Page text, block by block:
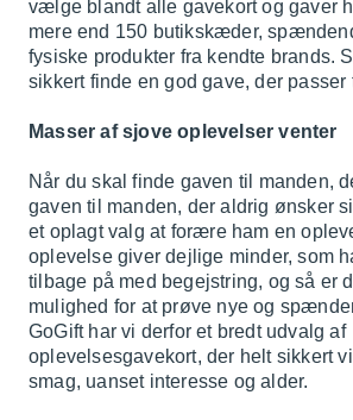
vælge blandt alle gavekort og gaver
mere end 150 butikskæder,
fysiske produkter fra kendte brands.
sikkert finde en god gave, der passer
Masser af sjove oplevelser venter
Når du skal finde gaven til manden,
gaven til manden, der aldrig ønsker
et oplagt valg at forære ham en
oplevelse giver dejlige minder, som
tilbage på med begejstring, og så er
mulighed for at prøve nye og
GoGift har vi derfor et bredt udvalg af
oplevelsesgavekort, der helt sikkert
smag, uanset interesse og alder.